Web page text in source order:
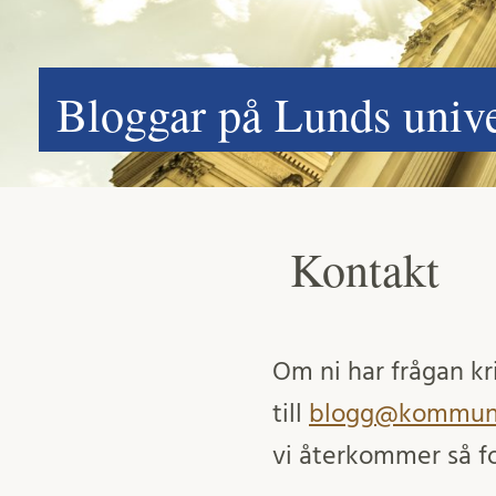
Bloggar på Lunds
Kontakt
Om ni har frågan
till
vi återkommer så